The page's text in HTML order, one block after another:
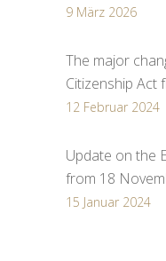
9 März 2026
The major
Citizenship Act
12 Februar 2024
Update on the
from 18
15 Januar 2024